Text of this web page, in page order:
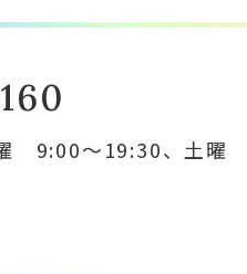
曜 9:00～19:30、土